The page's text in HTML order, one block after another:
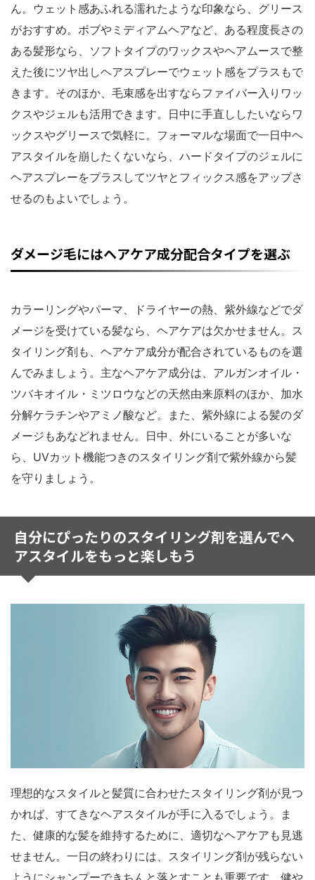
ん。ウェット感あふれる濡れたような印象なら、グリース
がおすすめ。ボブやミディアムヘアなど、ある程度長さの
ある髪形なら、ソフトタイプのワックスやヘアムースで整
えた後にツヤ出しヘアスプレーでウェット感をプラスもで
きます。そのほか、毛束感を出すならファイバー入りワッ
クスやジェルも活用できます。日中に手直ししたいならワ
ックスやグリースで気軽に。フォーマルな場面で一日中ヘ
アスタイルを崩したくないなら、ハードタイプのジェルに
ヘアスプレーをプラスしてツヤとフィックス感をアップさ
せるのもよいでしょう。
ダメージ毛にはヘアケア成分配合タイプを選ぶ
カラーリングやパーマ、ドライヤーの熱、紫外線などでダ
メージを受けている髪なら、ヘアケアは欠かせません。ス
タイリング剤も、ヘアケア成分が配合されているものを選
んでみましょう。主なヘアケア成分は、アルガンオイル・
ツバキオイル・ミツロウなどの天然由来原料のほか、加水
分解ケラチンやアミノ酸など。また、紫外線による髪のダ
メージもあなどれません。日中、外にいることが多いな
ら、UVカット機能つきのスタイリング剤で紫外線から髪
を守りましょう。
自分にぴったりのスタイリング剤を選んでヘ
アスタイルをもっと楽しもう
理想的なスタイルと髪質に合わせたスタイリング剤が見つ
かれば、すてきなヘアスタイルが手に入るでしょう。ま
た、健康的な髪を維持するために、適切なヘアケアも見逃
せません。一日の終わりには、スタイリング剤が残らない
ようにシャンプーできちんと落とすことも重要です。健や